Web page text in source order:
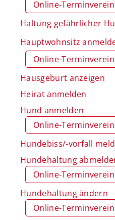
Online-
Haltung gefährlicher
Hauptwohnsitz
Online-
Hausgeburt anzeigen
Heirat anmelden
Hund anmelden
Online-
Hundebiss/-vorfall
Hundehaltung
Online-
Hundehaltung ändern
Online-